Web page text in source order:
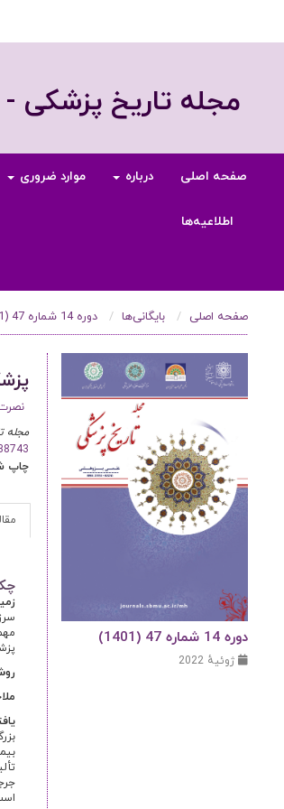
مجله تاریخ
صفحه اصلی درباره موارد ضروری
اطلاعیه‌ها
صفحه اصلی بایگانی‌ها دوره 14 شماره 47 (1401): مجله تاریخ پزشکی، دوره 14، شماره 47، سال 1401
دوره 14 شماره 47 (1401)
ژوئیهٔ 2022
مجله
چاپ